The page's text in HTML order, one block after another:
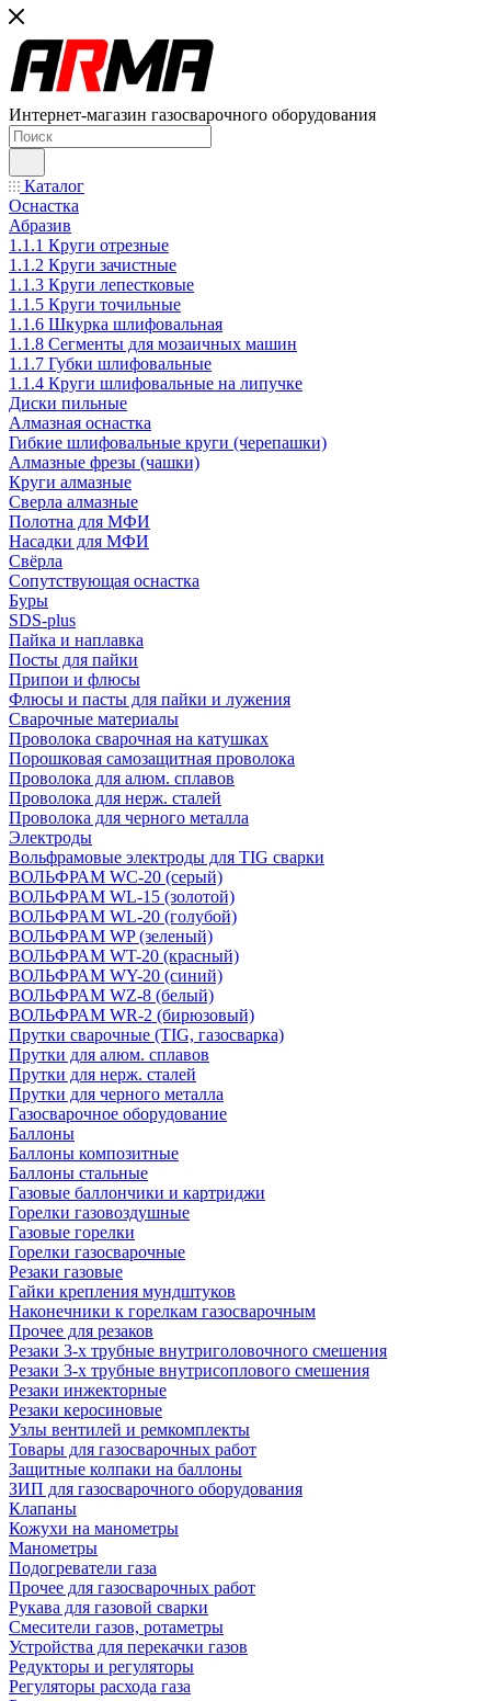
Интернет-магазин газосварочного оборудования
Каталог
Оснастка
Абразив
1.1.1 Круги отрезные
1.1.2 Круги зачистные
1.1.3 Круги лепестковые
1.1.5 Круги точильные
1.1.6 Шкурка шлифовальная
1.1.8 Сегменты для мозаичных машин
1.1.7 Губки шлифовальные
1.1.4 Круги шлифовальные на липучке
Диски пильные
Алмазная оснастка
Гибкие шлифовальные круги (черепашки)
Алмазные фрезы (чашки)
Круги алмазные
Сверла алмазные
Полотна для МФИ
Насадки для МФИ
Свёрла
Сопутствующая оснастка
Буры
SDS-plus
Пайка и наплавка
Посты для пайки
Припои и флюсы
Флюсы и пасты для пайки и лужения
Сварочные материалы
Проволока сварочная на катушках
Порошковая самозащитная проволока
Проволока для алюм. сплавов
Проволока для нерж. сталей
Проволока для черного металла
Электроды
Вольфрамовые электроды для TIG сварки
ВОЛЬФРАМ WC-20 (серый)
ВОЛЬФРАМ WL-15 (золотой)
ВОЛЬФРАМ WL-20 (голубой)
ВОЛЬФРАМ WP (зеленый)
ВОЛЬФРАМ WT-20 (красный)
ВОЛЬФРАМ WY-20 (синий)
ВОЛЬФРАМ WZ-8 (белый)
ВОЛЬФРАМ WR-2 (бирюзовый)
Прутки сварочные (TIG, газосварка)
Прутки для алюм. сплавов
Прутки для нерж. сталей
Прутки для черного металла
Газосварочное оборудование
Баллоны
Баллоны композитные
Баллоны стальные
Газовые баллончики и картриджи
Горелки газовоздушные
Газовые горелки
Горелки газосварочные
Резаки газовые
Гайки крепления мундштуков
Наконечники к горелкам газосварочным
Прочее для резаков
Резаки 3-х трубные внутриголовочного смешения
Резаки 3-х трубные внутрисоплового смешения
Резаки инжекторные
Резаки керосиновые
Узлы вентилей и ремкомплекты
Товары для газосварочных работ
Защитные колпаки на баллоны
ЗИП для газосварочного оборудования
Клапаны
Кожухи на манометры
Манометры
Подогреватели газа
Прочее для газосварочных работ
Рукава для газовой сварки
Смесители газов, ротаметры
Устройства для перекачки газов
Редукторы и регуляторы
Регуляторы расхода газа